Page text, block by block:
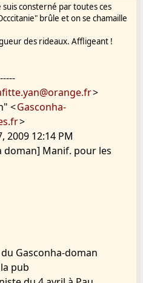
suis consterné par toutes ces
brûle et on se chamaille
des rideaux. Affligeant !
>
<Gasconha-
>
2009 12:14 PM
doman] Manif. pour les
Gasconha-doman
pub